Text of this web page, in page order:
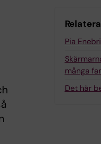
Pia
många
Det här